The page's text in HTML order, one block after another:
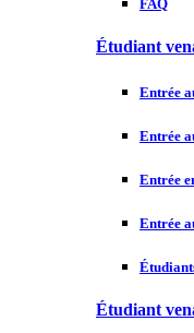
FAQ
Étudiant
Entrée
Entrée
Entrée
Entrée
Étudiant